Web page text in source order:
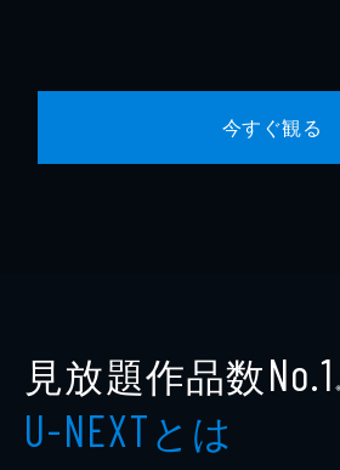
今すぐ観る
見放題作品数No.1
U-NEXTとは